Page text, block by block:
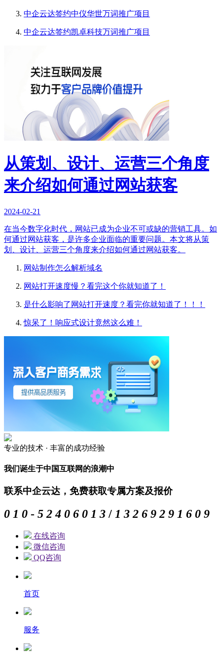
中企云达签约中仪华世万词推广项目
中企云达签约凯卓科技万词推广项目
从策划、设计、运营三个角度
来介绍如何通过网站获客
2024-02-21
在当今数字化时代，网站已成为企业不可或缺的营销工具。如
何通过网站获客，是许多企业面临的重要问题。本文将从策
划、设计、运营三个角度来介绍如何通过网站获客。
网站制作怎么解析域名
网站打开速度慢？看完这个你就知道了！
是什么影响了网站打开速度？看完你就知道了！！！
惊呆了！响应式设计竟然这么难！
专业的技术 · 丰富的成功经验
我们诞生于中国互联网的浪潮中
联系中企云达，免费获取专属方案及报价
0 1 0 - 5 2 4 0 6 0 1 3 / 1 3 2 6 9 2 9 1 6 0 9
在线咨询
微信咨询
QQ咨询
首页
服务